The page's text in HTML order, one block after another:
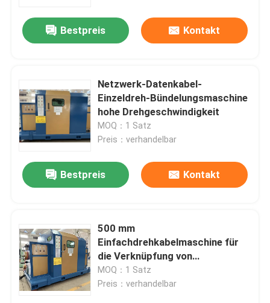
Bestpreis Kontakt
Netzwerk-Datenkabel-
Einzeldreh-Bündelungsmaschine
hohe Drehgeschwindigkeit
MOQ：1 Satz
Preis：verhandelbar
Bestpreis Kontakt
500 mm
Einfachdrehkabelmaschine für
die Verknüpfung von
elektrischen Kabeln
MOQ：1 Satz
Preis：verhandelbar